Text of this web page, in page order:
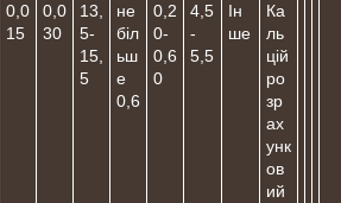
0,0
15
0,0
30
13,
5-
15,
5
не
біл
ьш
е
0,6
0,2
0-
0,6
0
4,5
-
5,5
Ін
ше
Ка
ль
цій
ро
зр
ах
унк
ов
ий